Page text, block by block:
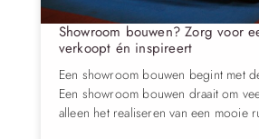
Showroom bouwen? Zorg voor
verkoopt én inspireert
Een showroom bouwen begint met
Een showroom bouwen draait om
alleen het realiseren van een mooie